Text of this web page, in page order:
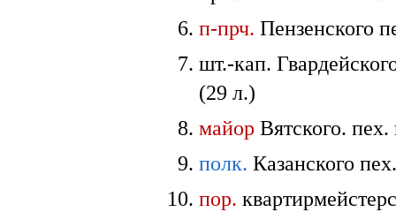
п-прч. Пензенского
шт.-кап.
(29 л.)
майор Вятского.
полк. Казанского
пор.